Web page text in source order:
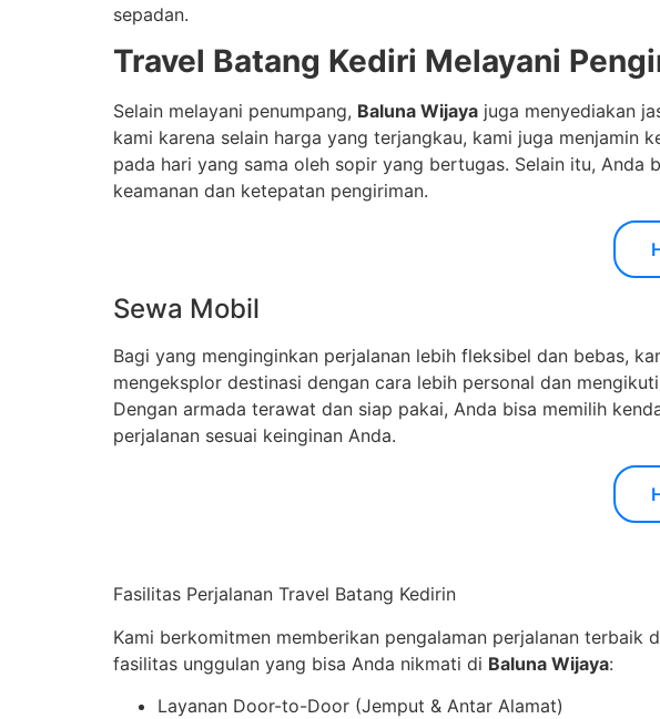
sepadan.
Travel Batang Kediri Melayani
Selain melayani penumpang, Baluna Wijaya juga menyediakan
kami karena selain harga yang terjangkau, kami juga menjamin
pada hari yang sama oleh sopir yang bertugas. Selain itu,
keamanan dan ketepatan pengiriman.
Sewa Mobil
Bagi yang menginginkan perjalanan lebih fleksibel dan bebas,
mengeksplor destinasi dengan cara lebih personal dan
Dengan armada terawat dan siap pakai, Anda bisa memilih
perjalanan sesuai keinginan Anda.
Fasilitas Perjalanan Travel Batang Kedirin
Kami berkomitmen memberikan pengalaman perjalanan terbaik
fasilitas unggulan yang bisa Anda nikmati di Baluna Wijaya:
Layanan Door-to-Door (Jemput & Antar Alamat)